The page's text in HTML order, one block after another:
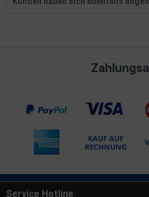
Service Hotline